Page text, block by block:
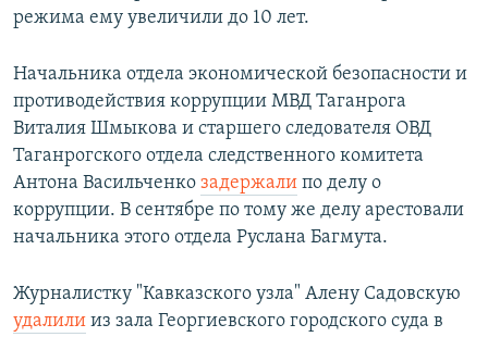
режима ему увеличили до 10 лет.
Начальника отдела экономической безопасности и
противодействия коррупции МВД Таганрога
Виталия Шмыкова и старшего следователя ОВД
Таганрогского отдела следственного комитета
Антона Васильченко задержали по делу о
коррупции. В сентябре по тому же делу арестовали
начальника этого отдела Руслана Багмута.
Журналистку "Кавказского узла" Алену Садовскую
удалили из зала Георгиевского городского суда в